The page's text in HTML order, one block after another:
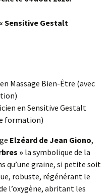
« Sensitive Gestalt
Massage Bien-Être (avec
en Sensitive Gestalt
formation)
Elzéard de Jean Giono,
» la symbolique de la
qu’une graine, si petite soit
robuste, régénérant le
l’oxygène, abritant les